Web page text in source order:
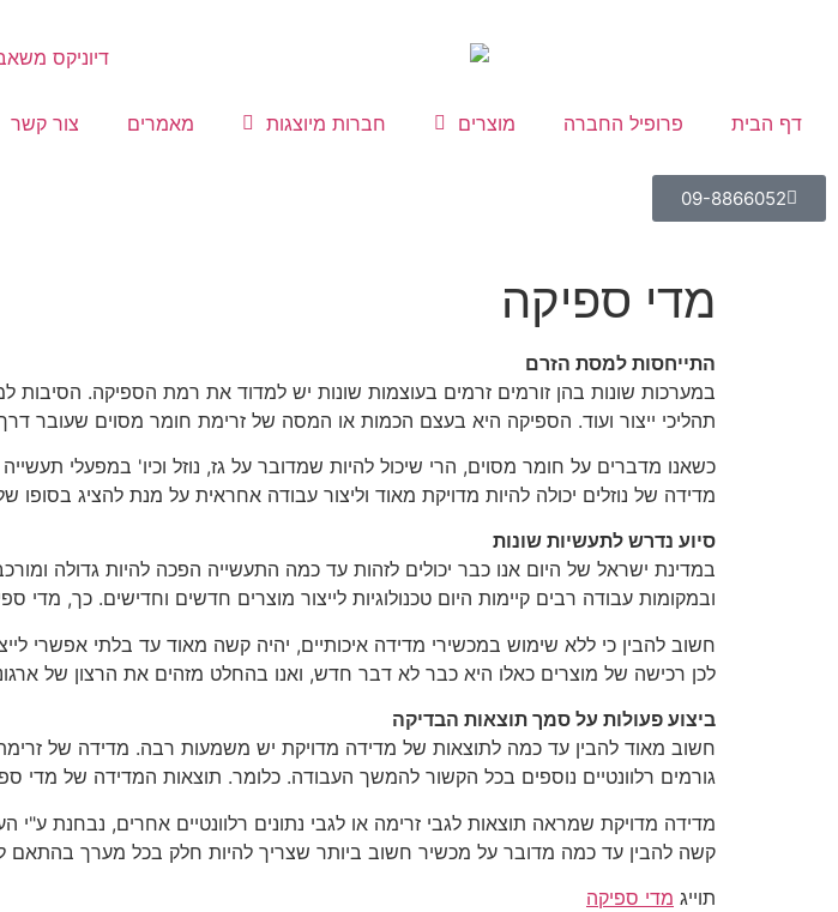
דף הבית פרופיל החברה מוצרים חברות מיוצגות מאמרים צור קשר
09-8866052
מדי ספיקה
התייחסות למסת הזרם
במערכות שונות בהן זורמים זרמים בעוצמות שונות יש למדוד את רמת הספיקה. הסיבות
תהליכי ייצור ועוד. הספיקה היא בעצם הכמות או המסה של זרימת חומר מסוים שעובר
כשאנו מדברים על חומר מסוים, הרי שיכול להיות שמדובר על גז, נוזל וכיו' במפעלי
מדידה של נוזלים יכולה להיות מדויקת מאוד וליצור עבודה אחראית על מנת להציג
סיוע נדרש לתעשיות שונות
במדינת ישראל של היום אנו כבר יכולים לזהות עד כמה התעשייה הפכה להיות גדולה
ובמקומות עבודה רבים קיימות היום טכנולוגיות לייצור מוצרים חדשים וחדישים. כך,
חשוב להבין כי ללא שימוש במכשירי מדידה איכותיים, יהיה קשה מאוד עד בלתי אפשרי
לכן רכישה של מוצרים כאלו היא כבר לא דבר חדש, ואנו בהחלט מזהים את הרצון של
ביצוע פעולות על סמך תוצאות הבדיקה
חשוב מאוד להבין עד כמה לתוצאות של מדידה מדויקת יש משמעות רבה. מדידה של
גורמים רלוונטיים נוספים בכל הקשור להמשך העבודה. כלומר. תוצאות המדידה של מדי
מדידה מדויקת שמראה תוצאות לגבי זרימה או לגבי נתונים רלוונטיים אחרים, נבחנת ע"י
קשה להבין עד כמה מדובר על מכשיר חשוב ביותר שצריך להיות חלק בכל מערך בהתאם
תוייג מדי ספיקה